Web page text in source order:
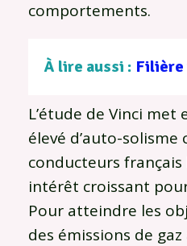
comportements.
À lire aussi :
L’étude de Vinci
élevé d’auto-solisme
conducteurs
intérêt croissant
Pour atteindre les
des émissions de